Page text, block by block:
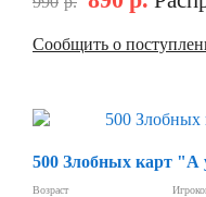
Сообщить о
500 Злобных карт "А
Возраст